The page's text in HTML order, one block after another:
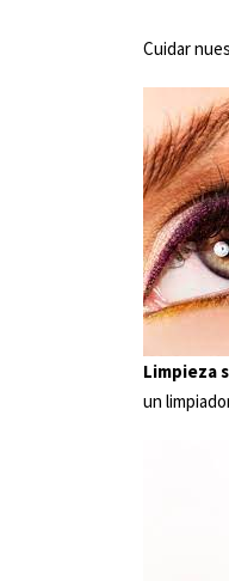
Cuidar
Limpieza
un